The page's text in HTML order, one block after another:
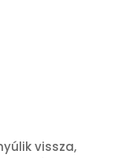
vissza,